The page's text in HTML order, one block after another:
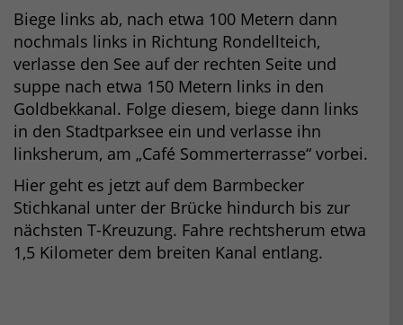
Biege links ab, nach etwa 100 Metern dann
nochmals links in Richtung Rondellteich,
verlasse den See auf der rechten Seite und
suppe nach etwa 150 Metern links in den
Goldbekkanal. Folge diesem, biege dann links
in den Stadtparksee ein und verlasse ihn
linksherum, am „Café Sommerterrasse“ vorbei.
Hier geht es jetzt auf dem Barmbecker
Stichkanal unter der Brücke hindurch bis zur
nächsten T-Kreuzung. Fahre rechtsherum etwa
1,5 Kilometer dem breiten Kanal entlang.